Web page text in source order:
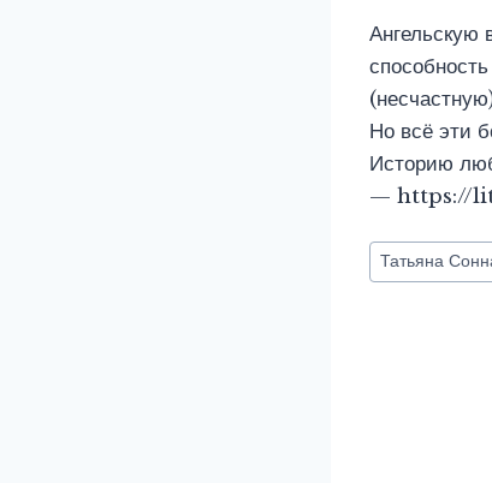
Ангельскую
Но всё эти
Историю
— https://
Метки
записи:
Татьяна